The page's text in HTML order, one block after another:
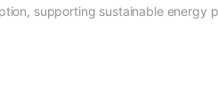
supporting sustainable energy